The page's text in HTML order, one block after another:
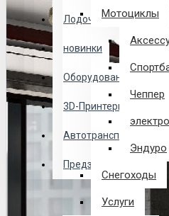
Лодочные Моторы
новинки
Оборудование
3D-Принтеры
Автотранспорт
Предзаказ из Китая
Логин
Закладки
Сравнение
0 товар(ов) - 0 р.
В корзине пусто!
Мотоциклы
Чеппер
Эндуро
Снегоходы
Услуги